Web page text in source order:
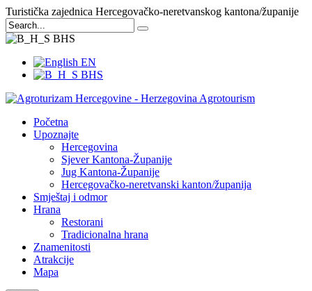
Turistička zajednica Hercegovačko-neretvanskog kantona/županije
BHS
EN
BHS
Početna
Upoznajte
Hercegovina
Sjever Kantona-Županije
Jug Kantona-Županije
Hercegovačko-neretvanski kanton/županija
Smještaj i odmor
Hrana
Restorani
Tradicionalna hrana
Znamenitosti
Atrakcije
Mapa